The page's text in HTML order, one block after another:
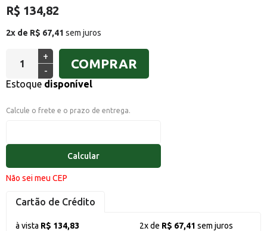
R$ 134,82
2x de R$ 67,41 sem juros
+
-
COMPRAR
Estoque disponível
Calcule o frete e o prazo de entrega.
Calcular
Não sei meu CEP
Cartão de Crédito
à vista R$ 134,83 2x de R$ 67,41 sem juros